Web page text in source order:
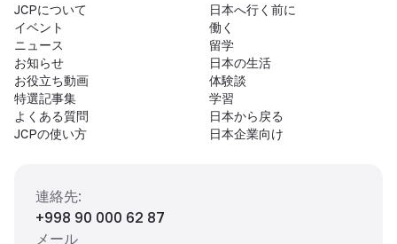
JCPについて
イベント
ニュース
お知らせ
お役立ち動画
特選記事集
よくある質問
JCPの使い方
日本へ行く前に
働く
留学
日本の生活
体験談
学習
日本から戻る
日本企業向け
連絡先:
+998 90 000 62 87
メール